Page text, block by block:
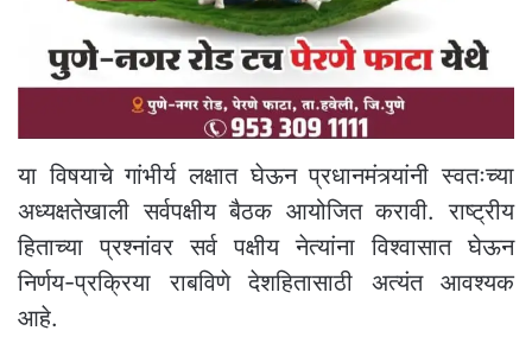
या विषयाचे गांभीर्य लक्षात घेऊन प्रधानमंत्र्यांनी स्वतःच्या
अध्यक्षतेखाली सर्वपक्षीय बैठक आयोजित करावी. राष्ट्रीय
हिताच्या प्रश्नांवर सर्व पक्षीय नेत्यांना विश्वासात घेऊन
निर्णय-प्रक्रिया राबविणे देशहितासाठी अत्यंत आवश्यक
आहे.